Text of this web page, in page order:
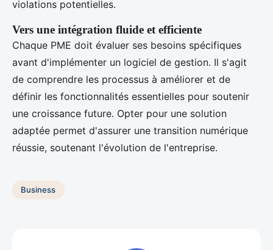
violations potentielles.
Vers une intégration fluide et efficiente
Chaque PME doit évaluer ses besoins spécifiques
avant d'implémenter un logiciel de gestion. Il s'agit
de comprendre les processus à améliorer et de
définir les fonctionnalités essentielles pour soutenir
une croissance future. Opter pour une solution
adaptée permet d'assurer une transition numérique
réussie, soutenant l'évolution de l'entreprise.
Business